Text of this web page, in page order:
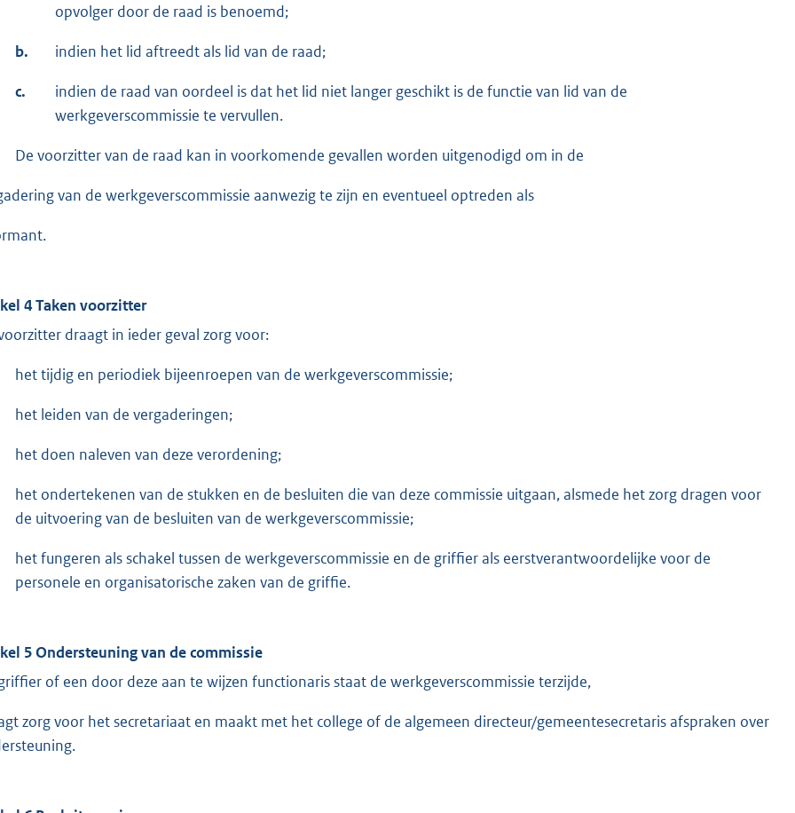
opvolger door de raad is benoemd;
b. indien het lid aftreedt als lid van de raad;
c.
indien de raad van oordeel is dat het lid niet langer geschikt is de functie van lid van de
werkgeverscommissie te vervullen.
De voorzitter van de raad kan in voorkomende gevallen worden uitgenodigd om in de
van de werkgeverscommissie aanwezig te zijn en eventueel optreden als
4 Taken voorzitter
draagt in ieder geval zorg voor:
het tijdig en periodiek bijeenroepen van de werkgeverscommissie;
het leiden van de vergaderingen;
het doen naleven van deze verordening;
het ondertekenen van de stukken en de besluiten die van deze commissie uitgaan, alsmede het zorg dragen voor
de uitvoering van de besluiten van de werkgeverscommissie;
het fungeren als schakel tussen de werkgeverscommissie en de griffier als eerstverantwoordelijke voor de
personele en organisatorische zaken van de griffie.
5 Ondersteuning van de commissie
of een door deze aan te wijzen functionaris staat de werkgeverscommissie terzijde,
zorg voor het secretariaat en maakt met het college of de algemeen directeur/gemeentesecretaris afspraken over